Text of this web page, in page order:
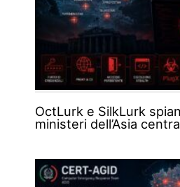
OctLurk e SilkLurk
ministeri dell’Asia